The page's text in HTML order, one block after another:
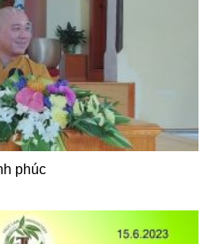
phúc